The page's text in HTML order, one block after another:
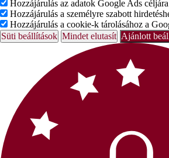
Hozzájárulás az adatok Google Ads
Hozzájárulás a személyre szabott
Hozzájárulás a cookie-k tárolásához a
Süti beállítások Mindet elutasít Ajánlott